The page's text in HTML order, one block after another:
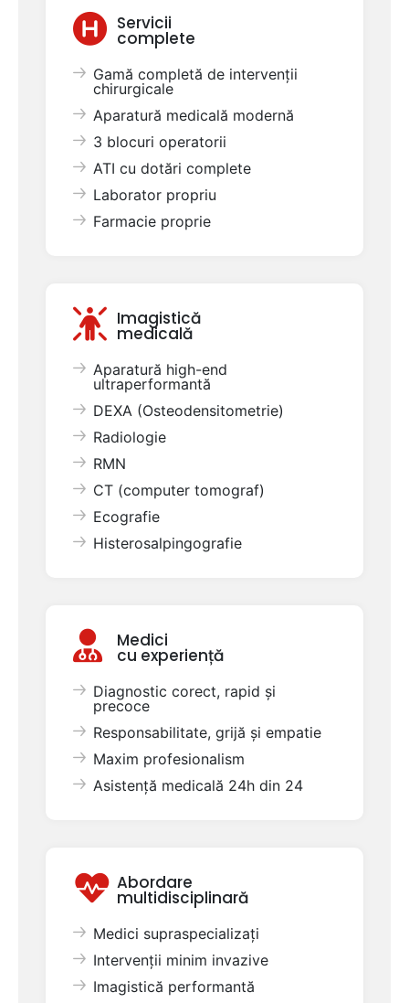
Servicii
complete
Gamă completă de intervenții
chirurgicale
Aparatură medicală modernă
3 blocuri operatorii
ATI cu dotări complete
Laborator propriu
Farmacie proprie
Imagistică
medicală
Aparatură high-end
ultraperformantă
DEXA (Osteodensitometrie)
Radiologie
RMN
CT (computer tomograf)
Ecografie
Histerosalpingografie
Medici
cu experiență
Diagnostic corect, rapid și
precoce
Responsabilitate, grijă și empatie
Maxim profesionalism
Asistență medicală 24h din 24
Abordare
multidisciplinară
Medici supraspecializați
Intervenții minim invazive
Imagistică performantă